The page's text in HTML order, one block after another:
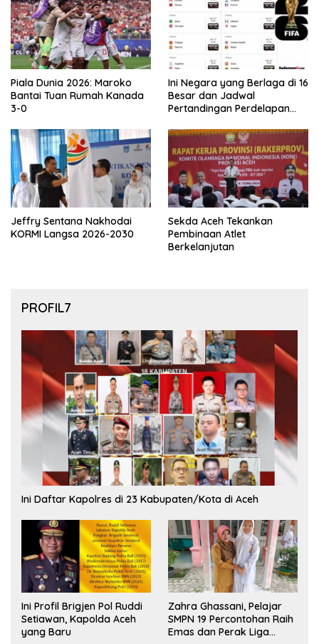
Piala Dunia 2026: Maroko
Bantai Tuan Rumah Kanada
3-0
Ini Negara yang Berlaga di 16
Besar dan Jadwal
Pertandingan Perdelapan
Jeffry Sentana Nakhodai
KORMI Langsa 2026-2030
Sekda Aceh Tekankan
Pembinaan Atlet
Berkelanjutan
PROFIL7
Ini Daftar Kapolres di 23 Kabupaten/Kota di Aceh
Ini Profil Brigjen Pol Ruddi
Setiawan, Kapolda Aceh
yang Baru
Zahra Ghassani, Pelajar
SMPN 19 Percontohan Raih
Emas dan Perak Liga